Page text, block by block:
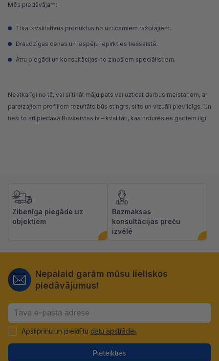
Mēs piedāvājam:
Tikai kvalitatīvus produktus no uzticamiem ražotājiem.
Draudzīgas cenas un iespēju iepirkties tiešsaistē.
Ātru piegādi un konsultācijas no zinošiem speciālistiem.
Neatkarīgi no tā, vai siltināt māju pats vai uzticat darbus meistariem, ar
pareizajiem profiliem rezultāts būs stingrs, silts un vizuāli pievilcīgs. Un
tieši to arī piedāvā Buvserviss.lv – kvalitāti, kas noturēsies gadiem ilgi.
Zibenīga piegāde uz
objektiem
Bezmaksas
konsultācijas preču
izvēlē
Nepalaid garām mūsu lieliskos
piedāvājumus!
Apstiprinu un piekrītu datu apstrādei.
Pieteikties